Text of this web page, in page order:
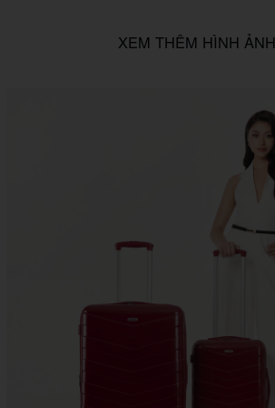
XEM THÊM HÌNH ẢNH